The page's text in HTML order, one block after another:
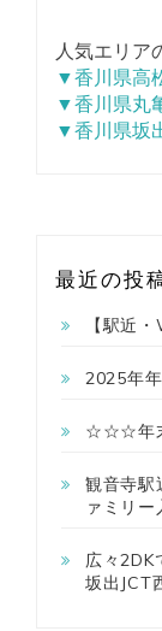
人気エリア
▼香川県高
▼香川県丸
▼香川県坂
最近の投
【駅近
2025年
☆☆☆年
観音寺駅
ァミリ
広々2DK
坂出JCT